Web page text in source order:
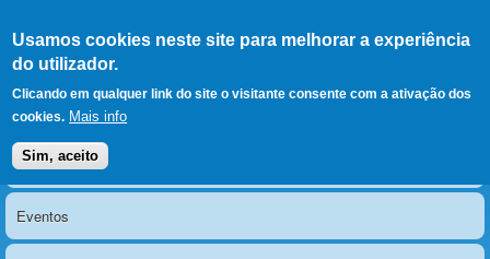
Usamos cookies neste site para melhorar a experiência
do utilizador.
Clicando em qualquer link do site o visitante consente com a ativação dos
cookies. Mais info
Sim, aceito
LERPARAVER , ir para a
página principal
O portal da visão diferente
Menu principal
Notícias
Eventos